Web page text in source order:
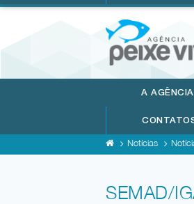
A AGÊNCIA
Notícias
SEMAD/